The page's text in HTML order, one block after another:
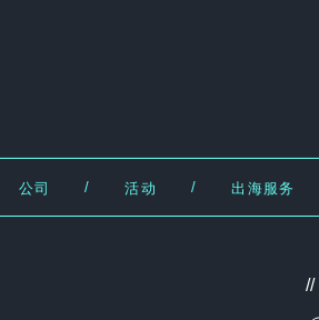
公司 / 活动 / 出海服务
//